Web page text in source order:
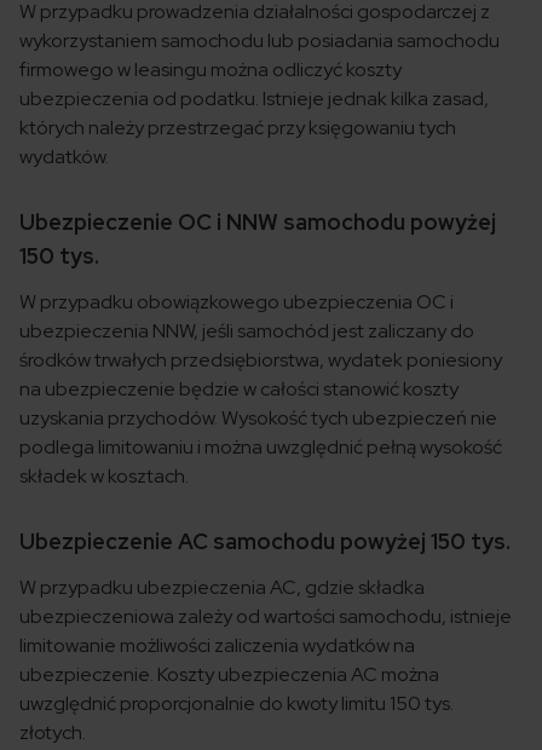
W przypadku prowadzenia działalności gospodarczej z
wykorzystaniem samochodu lub posiadania samochodu
firmowego w leasingu można odliczyć koszty
ubezpieczenia od podatku. Istnieje jednak kilka zasad,
których należy przestrzegać przy księgowaniu tych
wydatków.
Ubezpieczenie OC i NNW samochodu powyżej
150 tys.
W przypadku obowiązkowego ubezpieczenia OC i
ubezpieczenia NNW, jeśli samochód jest zaliczany do
środków trwałych przedsiębiorstwa, wydatek poniesiony
na ubezpieczenie będzie w całości stanowić koszty
uzyskania przychodów. Wysokość tych ubezpieczeń nie
podlega limitowaniu i można uwzględnić pełną wysokość
składek w kosztach.
Ubezpieczenie AC samochodu powyżej 150 tys.
W przypadku ubezpieczenia AC, gdzie składka
ubezpieczeniowa zależy od wartości samochodu, istnieje
limitowanie możliwości zaliczenia wydatków na
ubezpieczenie. Koszty ubezpieczenia AC można
uwzględnić proporcjonalnie do kwoty limitu 150 tys.
złotych.